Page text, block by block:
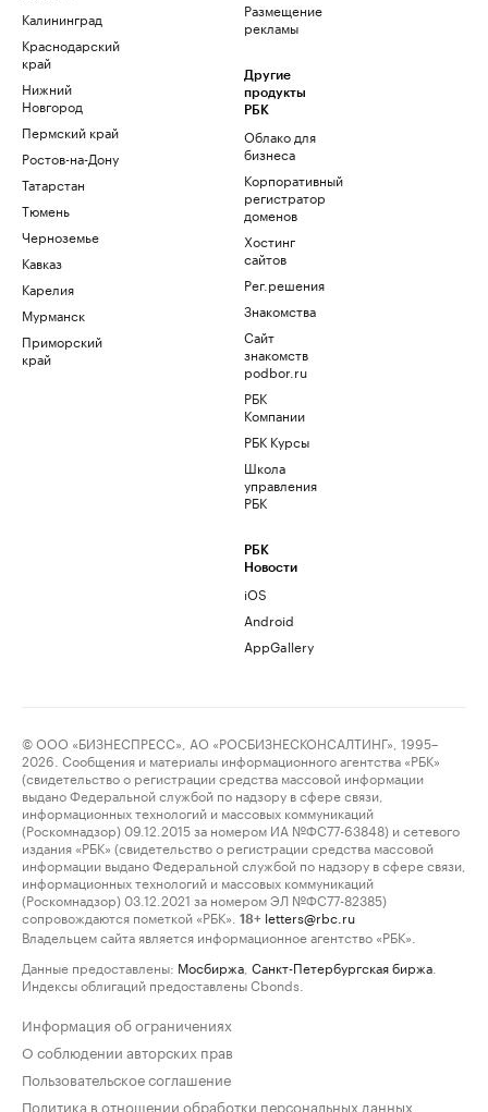
Калининград
Краснодарский
край
Нижний
Новгород
Пермский край
Ростов-на-Дону
Татарстан
Тюмень
Черноземье
Кавказ
Карелия
Мурманск
Приморский
край
Размещение
рекламы
Другие
продукты
РБК
Облако для
бизнеса
Корпоративный
регистратор
доменов
Хостинг
сайтов
Рег.решения
Знакомства
Сайт
знакомств
podbor.ru
РБК
Компании
РБК Курсы
Школа
управления
РБК
РБК
Новости
iOS
Android
AppGallery
© ООО «БИЗНЕСПРЕСС», АО «РОСБИЗНЕСКОНСАЛТИНГ», 1995–
2026. Сообщения и материалы информационного агентства «РБК»
(свидетельство о регистрации средства массовой информации
выдано Федеральной службой по надзору в сфере связи,
информационных технологий и массовых коммуникаций
(Роскомнадзор) 09.12.2015 за номером ИА №ФС77-63848) и сетевого
издания «РБК» (свидетельство о регистрации средства массовой
информации выдано Федеральной службой по надзору в сфере связи,
информационных технологий и массовых коммуникаций
(Роскомнадзор) 03.12.2021 за номером ЭЛ №ФС77-82385)
сопровождаются пометкой «РБК».
18+ letters@rbc.ru
Владельцем сайта является информационное агентство «РБК».
Данные предоставлены: Мосбиржа Санкт-Петербургская биржа
Индексы облигаций предоставлены Cbonds.
Информация об ограничениях
О соблюдении авторских прав
Пользовательское соглашение
Политика в отношении обработки персональных данных